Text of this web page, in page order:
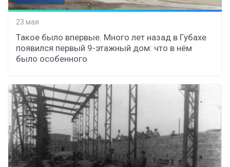
23 мая
Такое было впервые. Много лет назад в Губахе
появился первый 9-этажный дом: что в нём
было особенного